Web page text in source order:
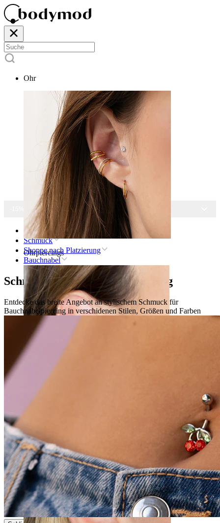
Ohr
Ohrpiercings
-15% AUF ALLEN SCHMUCK
Startseite
Schmuck
Shoppe nach Platzierung
Bauchnabel
Schmuck für Bauchnabelpiercing
Entdecke das breite Angebot an stylischem Schmuck für
Bauchnabelpiercing in verschidenen Stilen, Größen und Farben